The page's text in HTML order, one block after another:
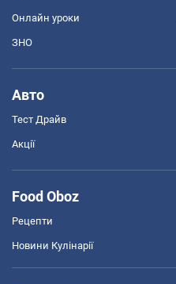
Онлайн уроки
ЗНО
Авто
Тест Драйв
Акції
Food Oboz
Рецепти
Новини Кулінарії